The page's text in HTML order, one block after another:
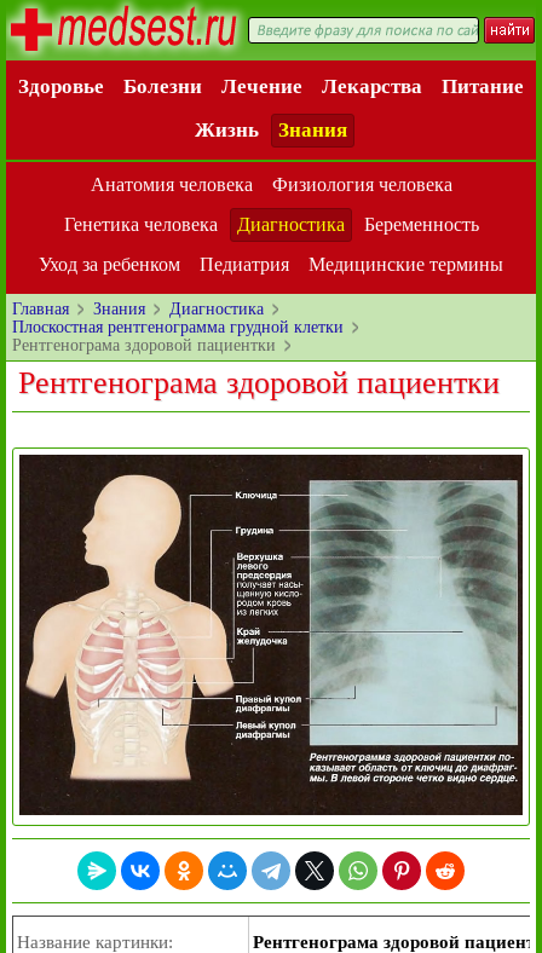
Здоровье Болезни Лечение Лекарства
Питание
Жизнь
Знания
Анатомия человека
Физиология человека
Генетика человека
Диагностика
Беременность
Уход за ребенком
Педиатрия Медицинские термины
Главная Знания
Диагностика
Плоскостная рентгенограмма грудной клетки
Рентгенограма здоровой пациентки
Рентгенограма здоровой пациентки
Название картинки: Рентгенограма здоровой